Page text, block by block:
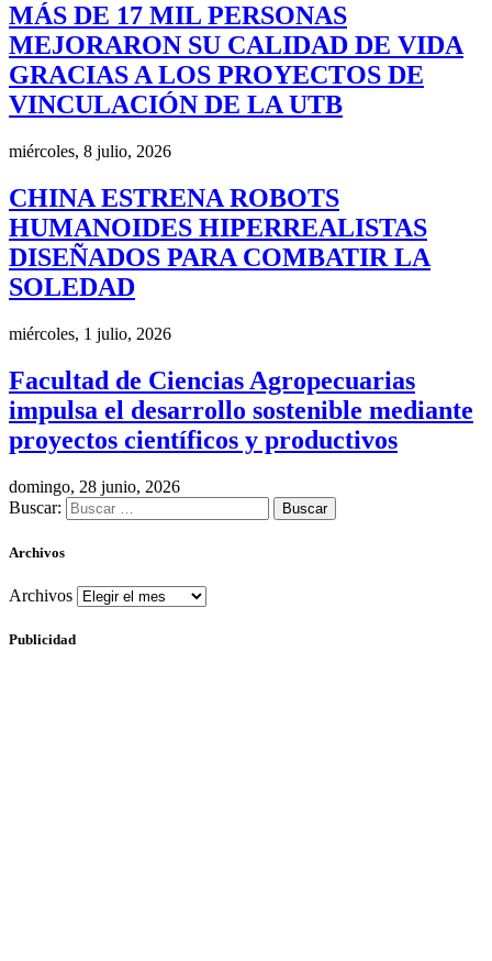
MÁS DE 17 MIL PERSONAS
MEJORARON SU CALIDAD DE VIDA
GRACIAS A LOS PROYECTOS DE
VINCULACIÓN DE LA UTB
miércoles, 8 julio, 2026
CHINA ESTRENA ROBOTS
HUMANOIDES HIPERREALISTAS
DISEÑADOS PARA COMBATIR LA
SOLEDAD
miércoles, 1 julio, 2026
Facultad de Ciencias Agropecuarias
impulsa el desarrollo sostenible mediante
proyectos científicos y productivos
domingo, 28 junio, 2026
Buscar:
Archivos
Archivos
Publicidad